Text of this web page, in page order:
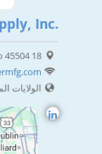
Inc.
18 Bechtle Avenue, Springfield, Ohio 45504
الولايات